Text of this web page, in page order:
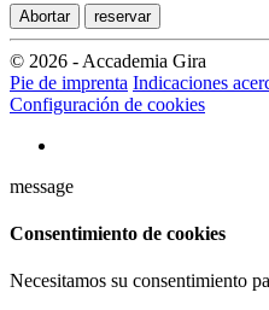
Abortar reservar
© 2026 - Accademia Gira
Pie de imprenta Indicaciones
Configuración de cookies
message
Consentimiento de cookies
Necesitamos su consentimiento